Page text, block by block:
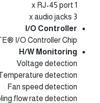
1 x RJ-45 port
3 x audio jacks
I/O Controller
I/O Controller Chip
H/W Monitoring
Voltage detection
detection
Fan speed detection
flow rate detection